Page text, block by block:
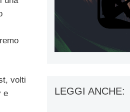
volti
e
LEGGI ANCHE: